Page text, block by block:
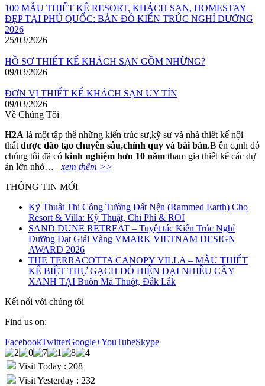
100 MẪU THIẾT KẾ RESORT, KHÁCH SẠN, HOMESTAY
ĐẸP TẠI PHÚ QUỐC: BẢN ĐỒ KIẾN TRÚC NGHỈ DƯỠNG
2026
25/03/2026
HỒ SƠ THIẾT KẾ KHÁCH SẠN GỒM NHỮNG?
09/03/2026
ĐƠN VỊ THIẾT KẾ KHÁCH SẠN UY TÍN
09/03/2026
Về Chúng Tôi
H2A là một tập thể những kiến trúc sư,kỹ sư và nhà thiết kế nội
thất được đào tạo chuyên sâu,chính quy và bài bản.B ên cạnh đó
chúng tôi đã có kinh nghiệm hơn 10 năm tham gia thiết kế các dự
án lớn nhỏ… xem thêm >>
THÔNG TIN MỚI
Kỹ Thuật Thi Công Tường Đất Nện (Rammed Earth) Cho
Resort & Villa: Kỹ Thuật, Chi Phí & ROI
SAND DUNE RETREAT – Tuyệt tác Kiến Trúc Nghỉ
Dưỡng Đạt Giải Vàng VMARK VIETNAM DESIGN
AWARD 2026
THE TERRACOTTA CANOPY VILLA – MẪU THIẾT
KẾ BIỆT THỰ GẠCH ĐỎ HIỆN ĐẠI NHIỀU CÂY
XANH TẠI Buôn Ma Thuột, Đắk Lắk
Kết nối với chúng tôi
Find us on:
FacebookTwitterGoogle+YouTubeSkype
Visit Today : 208
Visit Yesterday : 232